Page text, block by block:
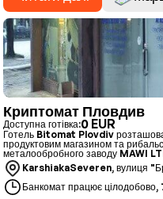
Криптомат Пловдив
Доступна готівка:0 EUR
Готель Bitomat Plovdiv
продуктовим магазином та
металообробного заводу MAWI
KarshiakaSeveren, вулиця
Банкомат працює цілодобово,